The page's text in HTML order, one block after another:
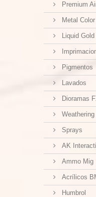
Premium
Metal Color
Liquid Gold
Pigmentos
Lavados
Dioramas
Sprays
AK
Ammo Mig
Acrílicos
Humbrol